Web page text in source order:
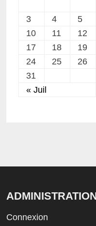
3
4 5
10
11 12
17
18 19
24
25 26
31
« Juil
Connexion